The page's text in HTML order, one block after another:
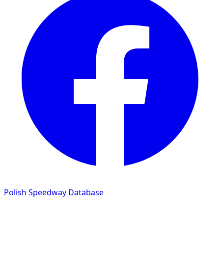
Polish Speedway Database